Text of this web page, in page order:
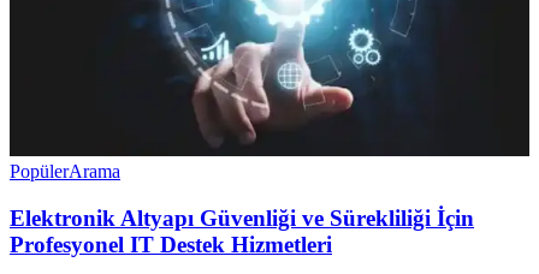
PopülerArama
Elektronik Altyapı Güvenliği ve Sürekliliği İçin
Profesyonel IT Destek Hizmetleri